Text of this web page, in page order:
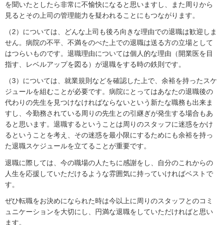
を聞いたとしたら非常に不愉快になると思いますし、また周りから
見るとその上司の管理能力を疑われることにもつながります。
（2）については、どんな上司も後ろ向きな理由での退職は歓迎しま
せん。病院の不平、不満をのべた上での退職は送る方の立場として
はつらいものです。退職理由については個人的な理由（開業医を目
指す、レベルアップを図る）が退職をする時の鉄則です。
（3）については、就業規則などを確認した上で、余裕を持ったスケ
ジュールを組むことが必要です。病院にとってはあなたの退職後の
代わりの先生を見つけなければならないという新たな職務も出来ま
すし、今勤務されている周りの先生との引継ぎが発生する場合もあ
ると思います。退職するということは周りのスタッフに迷惑をかけ
るということを考え、その迷惑を最小限にするためにも余裕を持っ
た退職スケジュールを立てることが重要です。
退職に際しては、今の職場の人たちに感謝をし、自分のこれからの
人生を応援していただけるような雰囲気に持っていければベストで
す。
ぜひ転職をお決めになられた時は今以上に周りのスタッフとのコミ
ュニケーションを大切にし、円満な退職をしていただければと思い
ます。